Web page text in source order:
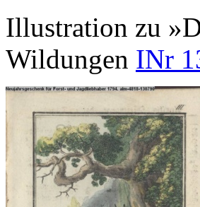
Illustration zu
Wildungen INr